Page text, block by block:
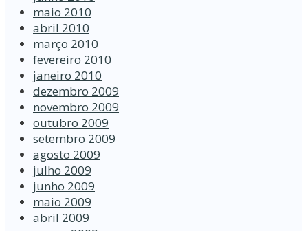
maio 2010
abril 2010
março 2010
fevereiro 2010
janeiro 2010
dezembro 2009
novembro 2009
outubro 2009
setembro 2009
agosto 2009
julho 2009
junho 2009
maio 2009
abril 2009